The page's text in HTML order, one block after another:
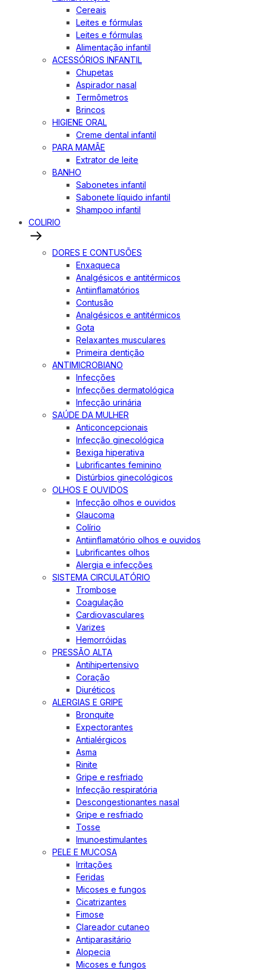
Cereais
Leites e fórmulas
Leites e fórmulas
Alimentação infantil
ACESSÓRIOS INFANTIL
Chupetas
Aspirador nasal
Termômetros
Brincos
HIGIENE ORAL
Creme dental infantil
PARA MAMÃE
Extrator de leite
BANHO
Sabonetes infantil
Sabonete líquido infantil
Shampoo infantil
COLIRIO
DORES E CONTUSÕES
Enxaqueca
Analgésicos e antitérmicos
Antiinflamatórios
Contusão
Analgésicos e antitérmicos
Gota
Relaxantes musculares
Primeira dentição
ANTIMICROBIANO
Infecções
Infecções dermatológica
Infecção urinária
SAÚDE DA MULHER
Anticoncepcionais
Infecção ginecológica
Bexiga hiperativa
Lubrificantes feminino
Distúrbios ginecológicos
OLHOS E OUVIDOS
Infecção olhos e ouvidos
Glaucoma
Colírio
Antiinflamatório olhos e ouvidos
Lubrificantes olhos
Alergia e infecções
SISTEMA CIRCULATÓRIO
Trombose
Coagulação
Cardiovasculares
Varizes
Hemorróidas
PRESSÃO ALTA
Antihipertensivo
Coração
Diuréticos
ALERGIAS E GRIPE
Bronquite
Expectorantes
Antialérgicos
Asma
Rinite
Gripe e resfriado
Infecção respiratória
Descongestionantes nasal
Gripe e resfriado
Tosse
Imunoestimulantes
PELE E MUCOSA
Irritações
Feridas
Micoses e fungos
Cicatrizantes
Fimose
Clareador cutaneo
Antiparasitário
Alopecia
Micoses e fungos